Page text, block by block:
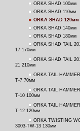
ORKA SHAD 100мм
ORKA SHAD 110мм
ORKA SHAD 120мм
ORKA SHAD 140мм
ORKA SHAD 180мм
ORKA SHAD TAIL
17 170мм
ORKA SHAD TAIL
21 210мм
ORKA TAIL
T-7 70мм
ORKA TAIL
T-10 100мм
ORKA TAIL
T-12 120мм
ORKA TWISTING
3003-TW-13 130мм